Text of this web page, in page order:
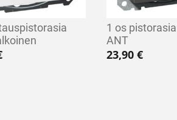
1 os
ANT
23,90€